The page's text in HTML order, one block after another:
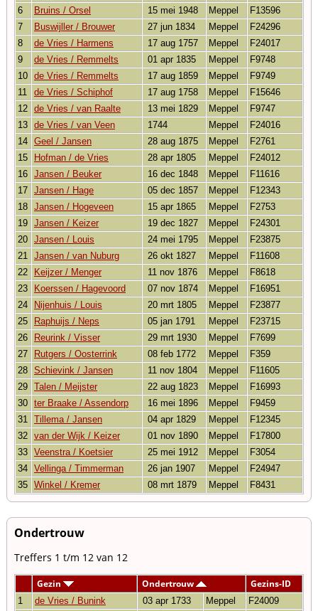
6
Bruins / Orsel 15 mei 1948 Meppel
F13596
7
Buswijller / Brouwer 27 jun 1834 Meppel
F24296
8
de Vries / Harmens 17 aug 1757 Meppel
F24017
9
de Vries / Remmelts 01 apr 1835 Meppel
F9748
10 de Vries / Remmelts 17 aug 1859 Meppel
F9749
11
de Vries / Schiphof 17 aug 1758 Meppel
F15646
12 de Vries / van Raalte 13 mei 1829 Meppel
F9747
13 de Vries / van Veen 1744 Meppel
F24016
14 Geel / Jansen 28 aug 1875 Meppel
F2761
15
Hofman / de Vries 28 apr 1805 Meppel
F24012
16 Jansen / Beuker 16 dec 1848 Meppel
F11616
17 Jansen / Hage 05 dec 1857 Meppel
F12343
18 Jansen / Hogeveen 15 apr 1865 Meppel
F2753
19 Jansen / Keizer 19 dec 1827 Meppel
F24301
20 Jansen / Louis 24 mei 1795 Meppel
F23875
21
Jansen / van Nuburg 26 okt 1827 Meppel
F11608
22
Keijzer / Menger 11 nov 1876 Meppel
F8618
23
Koerssen / Hagevoord 07 nov 1874 Meppel
F16951
24
Nijenhuis / Louis 20 mrt 1805 Meppel
F23877
25
Raphuijs / Neps 05 jan 1791 Meppel
F23715
26
Reurink / Visser 29 mrt 1930 Meppel
F7699
27
Rutgers / Oosterrink 08 feb 1772 Meppel
F359
28 Schievink / Jansen 11 nov 1804 Meppel
F11605
29 Talen / Meijster 22 aug 1823 Meppel
F16993
30 ter Braake / Assendorp 16 mei 1896 Meppel
F9459
31
Tillema / Jansen 04 apr 1829 Meppel
F12345
32 van der Wijk / Keizer 01 nov 1890 Meppel
F17800
33 Veenstra / Koetsier 25 mei 1912 Meppel
F3054
34 Vellinga / Timmerman 26 jan 1907 Meppel
F24947
35 Winkel / Kremer 08 mrt 1879 Meppel F8431
Ondertrouw
Treffers 1 t/m 12 van 12
Gezin Ondertrouw Gezins-ID
1 de Vries / Bunink 03 apr 1733 Meppel F24009